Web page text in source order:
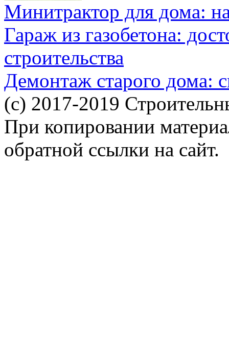
Минитрактор для дома:
Гараж из газобетона:
строительства
Демонтаж старого дома:
(c) 2017-2019
При копировании
обратной ссылки на сайт.